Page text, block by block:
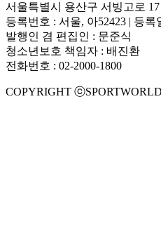
서울특별시 용산구 서빙고로 17
등록번호 : 서울, 아52423 | 등록
발행인 겸 편집인 : 문준식
청소년보호 책임자 : 배진환
전화번호 : 02-2000-1800
COPYRIGHT